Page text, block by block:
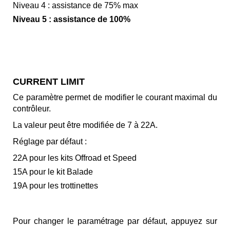
Niveau 4 : assistance de 75% max
Niveau 5 : assistance de 100%
CURRENT LIMIT
Ce paramètre permet de modifier le courant maximal du
contrôleur.
La valeur peut être modifiée de 7 à 22A.
Réglage par défaut :
22A pour les kits Offroad et Speed
15A pour le kit Balade
19A pour les trottinettes
Pour changer le paramétrage par défaut, appuyez sur